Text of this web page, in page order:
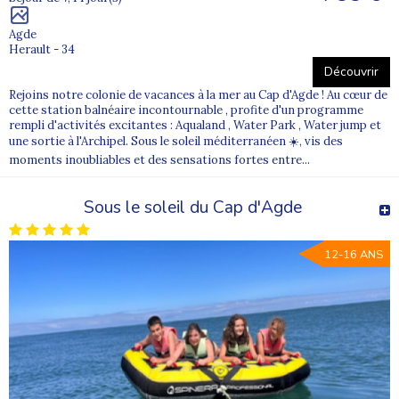
Pour aller plus loin
Quelles sont les meilleures colonies de vacances ?
Comment se passe une colonie de vacances ?
Agde
Herault - 34
Découvrir
Rejoins notre colonie de vacances à la mer au Cap d'Agde ! Au cœur de
cette station balnéaire incontournable , profite d'un programme
rempli d'activités excitantes : Aqualand , Water Park , Water jump et
une sortie à l'Archipel. Sous le soleil méditerranéen ☀️, vis des
moments inoubliables et des sensations fortes entre...
Sous le soleil du Cap d'Agde
12-16 ANS